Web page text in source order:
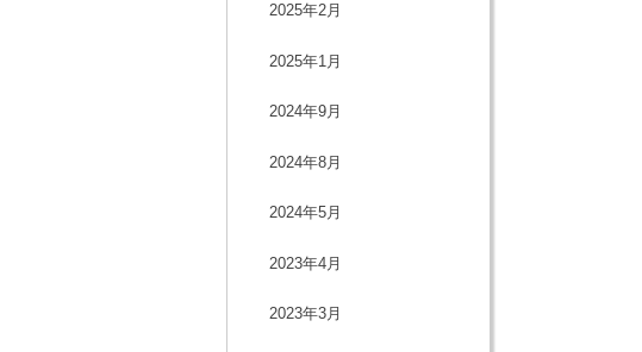
2025年2月
2025年1月
2024年9月
2024年8月
2024年5月
2023年4月
2023年3月